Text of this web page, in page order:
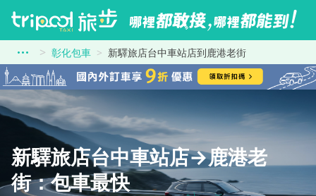
彰化包車 新驛旅店台中車站店到鹿港老街
新驛旅店台中車站店→鹿港老
街：包車最快